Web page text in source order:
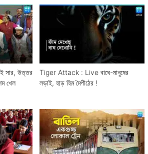
সার, উত্তর
খেল
Tiger Attack : Live বাঘে-মানুষের
লড়াই, হাড় হিম মৈপীঠের !